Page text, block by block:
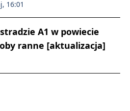
16:01
A1 w powiecie
ranne [aktualizacja]